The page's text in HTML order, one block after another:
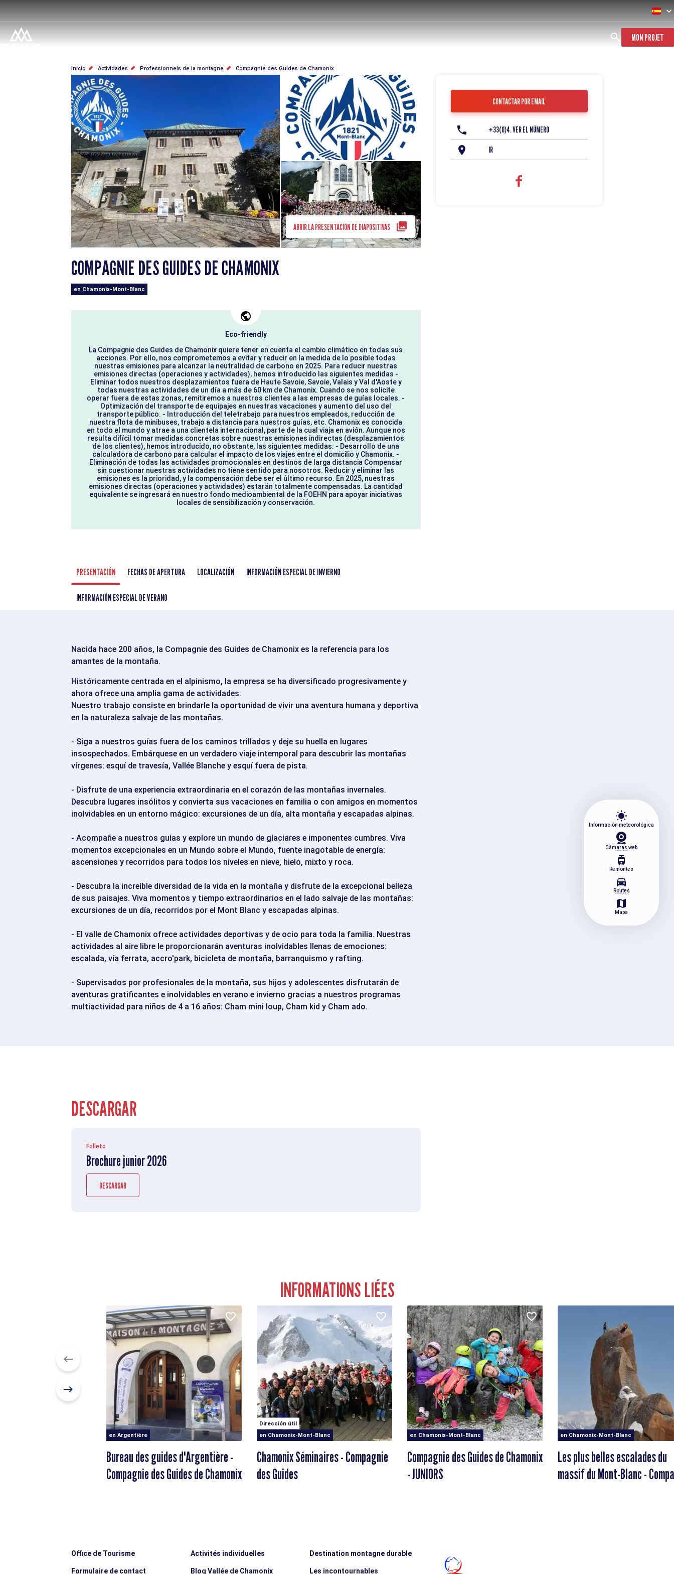
contenido
principal
wb_sunny
Información meteorológica
Cámaras web
tram
Remontes
directions_car
Routes
map
Mapa
MON PROJET
SOBRESCRIBIR
ENLACES
AYUDA
NAVEGACIÓN
Inicio Actividades Professionnels de la montagne Compagnie des Guides de Chamonix
ABRIR LA PRESENTACIÓN DE DIAPOSITIVAS
COMPAGNIE DES GUIDES DE CHAMONIX
en Chamonix-Mont-Blanc
Eco-friendly
La Compagnie des Guides de Chamonix quiere tener en cuenta el cambio climático en todas sus
acciones. Por ello, nos comprometemos a evitar y reducir en la medida de lo posible todas
nuestras emisiones para alcanzar la neutralidad de carbono en 2025. Para reducir nuestras
emisiones directas (operaciones y actividades), hemos introducido las siguientes medidas -
Eliminar todos nuestros desplazamientos fuera de Haute Savoie, Savoie, Valais y Val d'Aoste y
todas nuestras actividades de un día a más de 60 km de Chamonix. Cuando se nos solicite
operar fuera de estas zonas, remitiremos a nuestros clientes a las empresas de guías locales. -
Optimización del transporte de equipajes en nuestras vacaciones y aumento del uso del
transporte público. - Introducción del teletrabajo para nuestros empleados, reducción de
nuestra flota de minibuses, trabajo a distancia para nuestros guías, etc. Chamonix es conocida
en todo el mundo y atrae a una clientela internacional, parte de la cual viaja en avión. Aunque nos
resulta difícil tomar medidas concretas sobre nuestras emisiones indirectas (desplazamientos
de los clientes), hemos introducido, no obstante, las siguientes medidas: - Desarrollo de una
calculadora de carbono para calcular el impacto de los viajes entre el domicilio y Chamonix. -
Eliminación de todas las actividades promocionales en destinos de larga distancia Compensar
sin cuestionar nuestras actividades no tiene sentido para nosotros. Reducir y eliminar las
emisiones es la prioridad, y la compensación debe ser el último recurso. En 2025, nuestras
emisiones directas (operaciones y actividades) estarán totalmente compensadas. La cantidad
equivalente se ingresará en nuestro fondo medioambiental de la FOEHN para apoyar iniciativas
locales de sensibilización y conservación.
PRESENTACIÓN FECHAS DE APERTURA LOCALIZACIÓN INFORMACIÓN ESPECIAL DE INVIERNO
INFORMACIÓN ESPECIAL DE VERANO
Nacida hace 200 años, la Compagnie des Guides de Chamonix es la referencia para los
amantes de la montaña.
Históricamente centrada en el alpinismo, la empresa se ha diversificado progresivamente y
ahora ofrece una amplia gama de actividades.
Nuestro trabajo consiste en brindarle la oportunidad de vivir una aventura humana y deportiva
en la naturaleza salvaje de las montañas.
- Siga a nuestros guías fuera de los caminos trillados y deje su huella en lugares
insospechados. Embárquese en un verdadero viaje intemporal para descubrir las montañas
vírgenes: esquí de travesía, Vallée Blanche y esquí fuera de pista.
- Disfrute de una experiencia extraordinaria en el corazón de las montañas invernales.
Descubra lugares insólitos y convierta sus vacaciones en familia o con amigos en momentos
inolvidables en un entorno mágico: excursiones de un día, alta montaña y escapadas alpinas.
- Acompañe a nuestros guías y explore un mundo de glaciares e imponentes cumbres. Viva
momentos excepcionales en un Mundo sobre el Mundo, fuente inagotable de energía:
ascensiones y recorridos para todos los niveles en nieve, hielo, mixto y roca.
- Descubra la increíble diversidad de la vida en la montaña y disfrute de la excepcional belleza
de sus paisajes. Viva momentos y tiempo extraordinarios en el lado salvaje de las montañas:
excursiones de un día, recorridos por el Mont Blanc y escapadas alpinas.
- El valle de Chamonix ofrece actividades deportivas y de ocio para toda la familia. Nuestras
actividades al aire libre le proporcionarán aventuras inolvidables llenas de emociones:
escalada, vía ferrata, accro'park, bicicleta de montaña, barranquismo y rafting.
- Supervisados por profesionales de la montaña, sus hijos y adolescentes disfrutarán de
aventuras gratificantes e inolvidables en verano e invierno gracias a nuestros programas
multiactividad para niños de 4 a 16 años: Cham mini loup, Cham kid y Cham ado.
DESCARGAR
Folleto
Brochure junior 2026
DESCARGAR
CONTACTAR POR EMAIL
+33(0)4. VER EL NÚMERO
IR
INFORMATIONS LIÉES
en Argentière
Bureau des guides d'Argentière -
Compagnie des Guides de Chamonix
Dirección útil
en Chamonix-Mont-Blanc
Chamonix Séminaires - Compagnie
des Guides
en Chamonix-Mont-Blanc
Compagnie des Guides de Chamonix
- JUNIORS
en Chamonix-Mont-Blanc
Les plus belles escalades du
massif du Mont-Blanc -
Office de Tourisme
Formulaire de contact
Activités individuelles
Blog Vallée de Chamonix
Destination montagne durable
Les incontournables